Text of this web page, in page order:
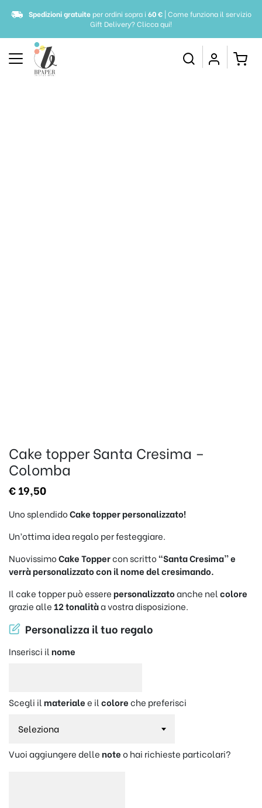
Spedizioni gratuiteper ordini sopra i 60 €| Come funziona il servizio
Gift Delivery?Clicca qui!
Cake topper Santa Cresima –
Colomba
€19,50
Uno splendidoCake topperpersonalizzato!
Un’ottima idea regalo per festeggiare.
NuovissimoCake Toppercon scritto“Santa Cresima” e
verrà personalizzato con il nome del cresimando.
Il cake topper può esserepersonalizzatoanche nel colore
grazie alle 12 tonalitàa vostra disposizione.
Personalizza il tuo regalo
Inserisci il nome
Scegli il materialee il coloreche preferisci
Vuoi aggiungere dellenoteo hai richieste particolari?